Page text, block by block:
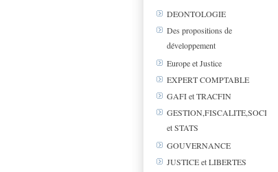
DEONTOLOGIE
Des propositions de
développement
Europe et Justice
EXPERT COMPTABLE
GAFI et TRACFIN
GESTION,FISCALITE,SOCIAL
et STATS
GOUVERNANCE
JUSTICE et LIBERTES